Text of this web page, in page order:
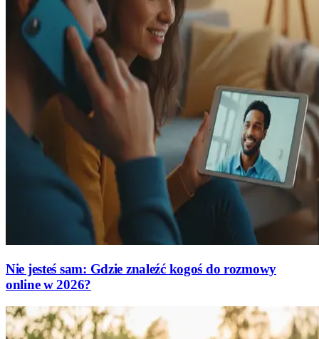
Nie jesteś sam: Gdzie znaleźć kogoś do rozmowy
online w 2026?